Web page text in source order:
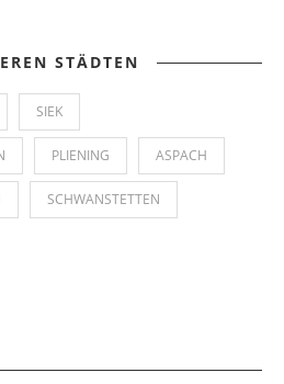
STÄDTEN
SIEK
PLIENING ASPACH
SCHWANSTETTEN